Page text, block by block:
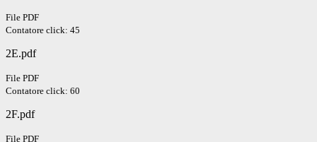
File PDF
Contatore click: 45
2E.pdf
File PDF
Contatore click: 60
2F.pdf
File PDF